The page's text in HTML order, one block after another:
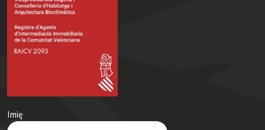
Imię